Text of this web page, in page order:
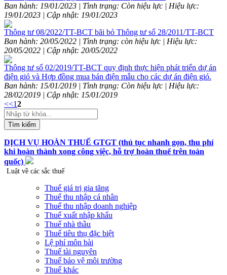
Ban hành: 19/01/2023 | Tình trạng: Còn hiệu lực | Hiệu lực:
19/01/2023 | Cập nhật: 19/01/2023
Thông tư 08/2022/TT-BCT bãi bỏ Thông tư số 28/2011/TT-BCT
Ban hành: 20/05/2022 | Tình trạng: còn hiệu lực | Hiệu lực:
20/05/2022 | Cập nhật: 20/05/2022
Thông tư số 02/2019/TT-BCT quy định thực hiện phát triển dự án
điện gió và Hợp đồng mua bán điện mẫu cho các dự án điện gió.
Ban hành: 15/01/2019 | Tình trạng: Còn hiệu lực | Hiệu lực:
28/02/2019 | Cập nhật: 15/01/2019
<<12
Tìm kiếm
DỊCH VỤ HOÀN THUẾ GTGT (thủ tục nhanh gọn, thu phí
khi hoàn thành xong công việc, hỗ trợ hoàn thuế trên toàn
quốc)
Luật về các sắc thuế
Thuế giá trị gia tăng
Thuế thu nhập cá nhân
Thuế thu nhập doanh nghiệp
Thuế xuất nhập khẩu
Thuế nhà thầu
Thuế tiêu thụ đặc biệt
Lệ phí môn bài
Thuế tài nguyên
Thuế bảo vệ môi trường
Thuế khác